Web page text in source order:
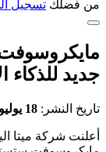
من فضلك تسجيل
مايكروسوفت
جديد
تاريخ النشر: 18 يوليو 2023
أعلنت شركة ميتا